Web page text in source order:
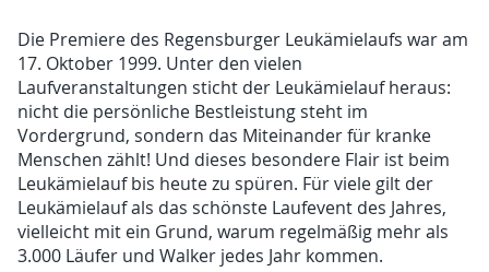
Die Premiere des Regensburger Leukämielaufs war am
17. Oktober 1999. Unter den vielen
Laufveranstaltungen sticht der Leukämielauf heraus:
nicht die persönliche Bestleistung steht im
Vordergrund, sondern das Miteinander für kranke
Menschen zählt! Und dieses besondere Flair ist beim
Leukämielauf bis heute zu spüren. Für viele gilt der
Leukämielauf als das schönste Laufevent des Jahres,
vielleicht mit ein Grund, warum regelmäßig mehr als
3.000 Läufer und Walker jedes Jahr kommen.